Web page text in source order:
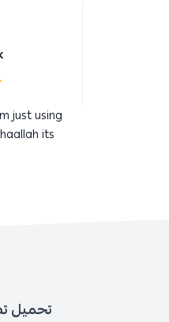
just using
its
تحميل